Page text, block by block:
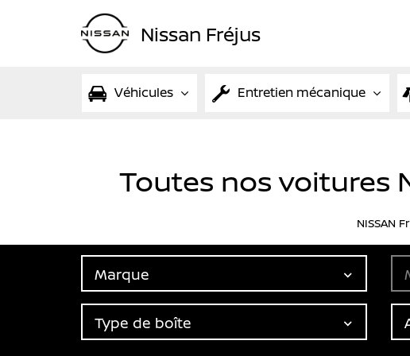
Nissan Fréjus
Véhicules Entretien mécanique
Toutes nos voitures
NISSAN
Marque
Type de boîte